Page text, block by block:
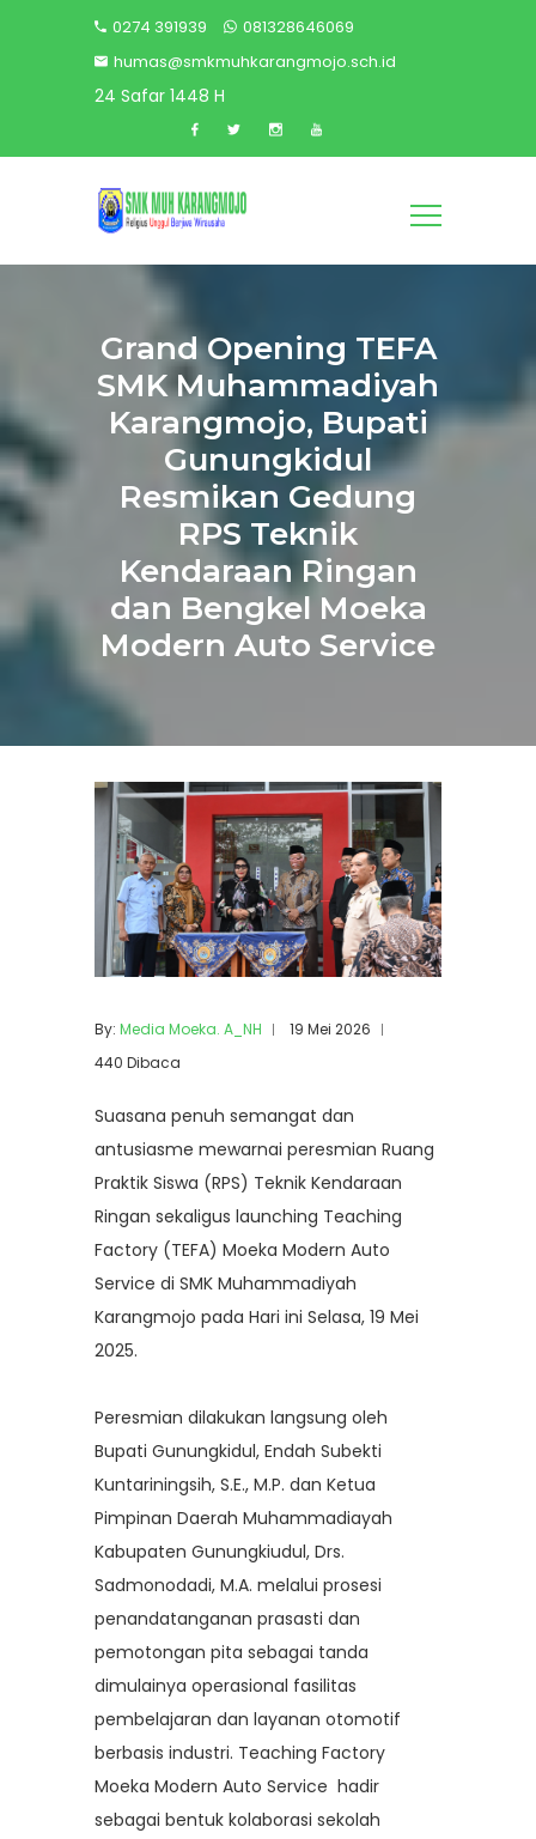
0274 391939
081328646069
humas@smkmuhkarangmojo.sch.id
24 Safar 1448 H
Grand Opening TEFA
SMK Muhammadiyah
Karangmojo, Bupati
Gunungkidul
Resmikan Gedung
RPS Teknik
Kendaraan Ringan
dan Bengkel Moeka
Modern Auto Service
By: Media Moeka. A_NH
19 Mei 2026
440 Dibaca
Suasana penuh semangat dan
antusiasme mewarnai peresmian Ruang
Praktik Siswa (RPS) Teknik Kendaraan
Ringan sekaligus launching Teaching
Factory (TEFA) Moeka Modern Auto
Service di SMK Muhammadiyah
Karangmojo pada Hari ini Selasa, 19 Mei
2025.
Peresmian dilakukan langsung oleh
Bupati Gunungkidul, Endah Subekti
Kuntariningsih, S.E., M.P. dan Ketua
Pimpinan Daerah Muhammadiayah
Kabupaten Gunungkiudul, Drs.
Sadmonodadi, M.A. melalui prosesi
penandatanganan prasasti dan
pemotongan pita sebagai tanda
dimulainya operasional fasilitas
pembelajaran dan layanan otomotif
berbasis industri. Teaching Factory
Moeka Modern Auto Service hadir
sebagai bentuk kolaborasi sekolah